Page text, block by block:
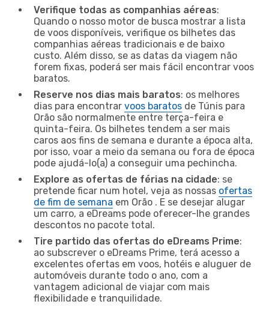
Verifique todas as companhias aéreas:
Quando o nosso motor de busca mostrar a lista
de voos disponíveis, verifique os bilhetes das
companhias aéreas tradicionais e de baixo
custo. Além disso, se as datas da viagem não
forem fixas, poderá ser mais fácil encontrar voos
baratos.
Reserve nos dias mais baratos: os melhores
dias para encontrar voos baratos de Túnis para
Orão são normalmente entre terça-feira e
quinta-feira. Os bilhetes tendem a ser mais
caros aos fins de semana e durante a época alta,
por isso, voar a meio da semana ou fora de época
pode ajudá-lo(a) a conseguir uma pechincha.
Explore as ofertas de férias na cidade: se
pretende ficar num hotel, veja as nossas ofertas
de fim de semana em Orão . E se desejar alugar
um carro, a eDreams pode oferecer-lhe grandes
descontos no pacote total.
Tire partido das ofertas do eDreams Prime:
ao subscrever o eDreams Prime, terá acesso a
excelentes ofertas em voos, hotéis e aluguer de
automóveis durante todo o ano, com a
vantagem adicional de viajar com mais
flexibilidade e tranquilidade.